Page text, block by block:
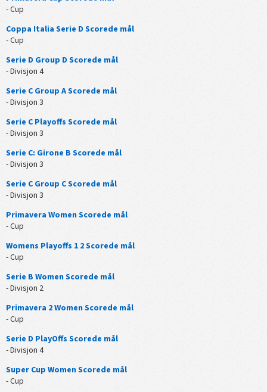
- Cup
Coppa Italia Serie D Scorede mål
- Cup
Serie D Group D Scorede mål
- Divisjon 4
Serie C Group A Scorede mål
- Divisjon 3
Serie C Playoffs Scorede mål
- Divisjon 3
Serie C: Girone B Scorede mål
- Divisjon 3
Serie C Group C Scorede mål
- Divisjon 3
Primavera Women Scorede mål
- Cup
Womens Playoffs 1 2 Scorede mål
- Cup
Serie B Women Scorede mål
- Divisjon 2
Primavera 2 Women Scorede mål
- Cup
Serie D PlayOffs Scorede mål
- Divisjon 4
Super Cup Women Scorede mål
- Cup